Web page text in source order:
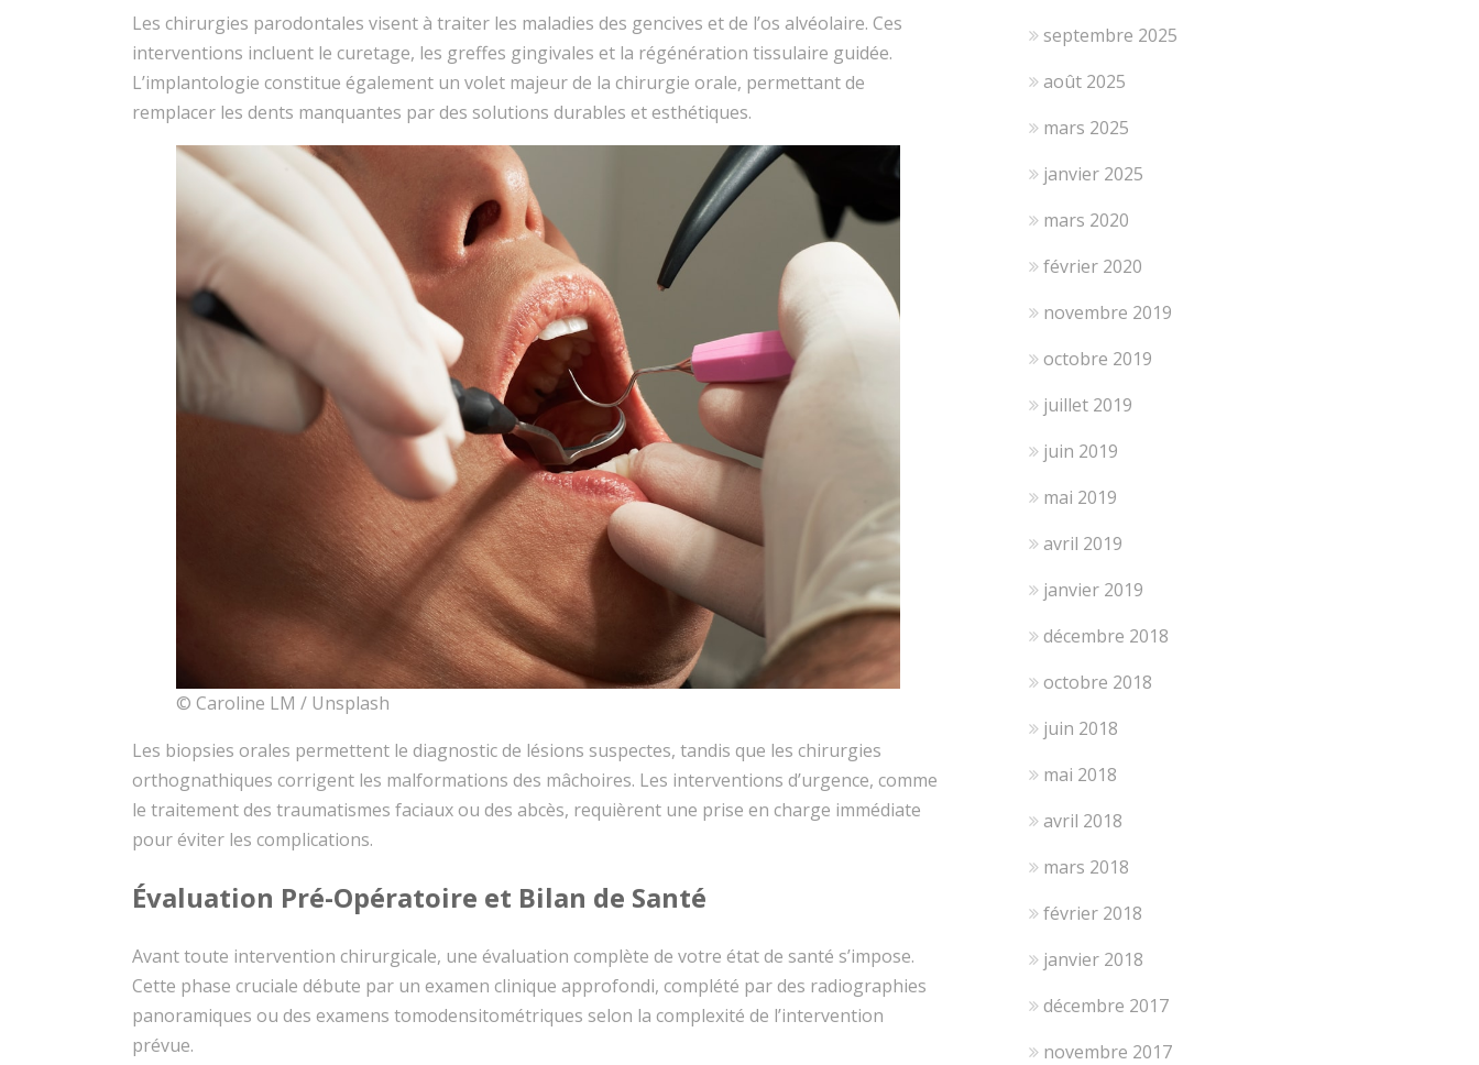
Les chirurgies parodontales visent à traiter les maladies des gencives et de l’os alvéolaire. Ces
interventions incluent le curetage, les greffes gingivales et la régénération tissulaire guidée.
L’implantologie constitue également un volet majeur de la chirurgie orale, permettant de
remplacer les dents manquantes par des solutions durables et esthétiques.
© Caroline LM / Unsplash
Les biopsies orales permettent le diagnostic de lésions suspectes, tandis que les chirurgies
orthognathiques corrigent les malformations des mâchoires. Les interventions d’urgence, comme
le traitement des traumatismes faciaux ou des abcès, requièrent une prise en charge immédiate
pour éviter les complications.
Évaluation Pré-Opératoire et Bilan de Santé
Avant toute intervention chirurgicale, une évaluation complète de votre état de santé s’impose.
Cette phase cruciale débute par un examen clinique approfondi, complété par des radiographies
panoramiques ou des examens tomodensitométriques selon la complexité de l’intervention
prévue.
septembre 2025
août 2025
mars 2025
janvier 2025
mars 2020
février 2020
novembre 2019
octobre 2019
juillet 2019
juin 2019
mai 2019
avril 2019
janvier 2019
décembre 2018
octobre 2018
juin 2018
mai 2018
avril 2018
mars 2018
février 2018
janvier 2018
décembre 2017
novembre 2017